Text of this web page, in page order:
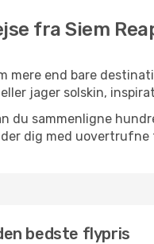
fra Siem
mere end bare
jager solskin,
du sammenligne
dig med
bedste flypris